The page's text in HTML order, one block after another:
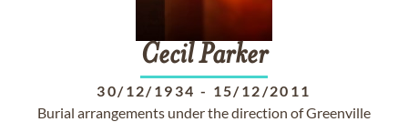
CecilParker
30/12/1934 - 15/12/2011
Burial arrangements under the direction of Greenville